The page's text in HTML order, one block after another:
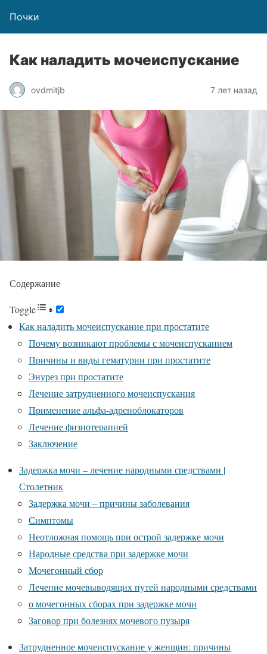
Почки
Как наладить мочеиспускание
ovdmitjb 7 лет назад
Содержание
Toggle
Как наладить мочеиспускание при простатите
Почему возникают проблемы с мочеиспусканием
Причины и виды гематурии при простатите
Энурез при простатите
Лечение затрудненного мочеиспускания
Применение альфа-адреноблокаторов
Лечение физиотерапией
Заключение
Задержка мочи – лечение народными средствами |
Столетник
Задержка мочи – причины заболевания
Симптомы
Неотложная помощь при острой задержке мочи
Народные средства при задержке мочи
Мочегонный сбор
Лечение мочевыводящих путей народными средствами
о мочегонных сборах при задержке мочи
Заговор при болезнях мочевого пузыря
Затрудненное мочеиспускание у женщин: причины